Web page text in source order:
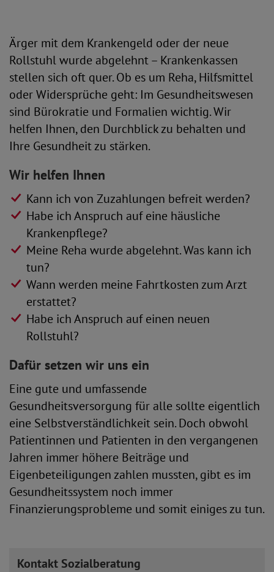
Ärger mit dem Krankengeld oder der neue
Rollstuhl wurde abgelehnt – Krankenkassen
stellen sich oft quer. Ob es um Reha, Hilfsmittel
oder Widersprüche geht: Im Gesundheitswesen
sind Bürokratie und Formalien wichtig. Wir
helfen Ihnen, den Durchblick zu behalten und
Ihre Gesundheit zu stärken.
Wir helfen Ihnen
Kann ich von Zuzahlungen befreit werden?
Habe ich Anspruch auf eine häusliche
Krankenpflege?
Meine Reha wurde abgelehnt. Was kann ich
tun?
Wann werden meine Fahrtkosten zum Arzt
erstattet?
Habe ich Anspruch auf einen neuen
Rollstuhl?
Dafür setzen wir uns ein
Eine gute und umfassende
Gesundheitsversorgung für alle sollte eigentlich
eine Selbstverständlichkeit sein. Doch obwohl
Patientinnen und Patienten in den vergangenen
Jahren immer höhere Beiträge und
Eigenbeteiligungen zahlen mussten, gibt es im
Gesundheitssystem noch immer
Finanzierungsprobleme und somit einiges zu tun.
Kontakt Sozialberatung